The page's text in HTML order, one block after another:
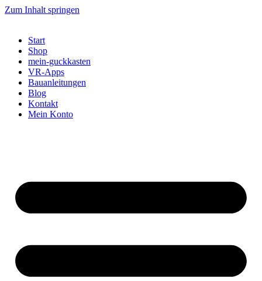
Zum Inhalt springen
Start
Shop
mein-guckkasten
VR-Apps
Bauanleitungen
Blog
Kontakt
Mein Konto